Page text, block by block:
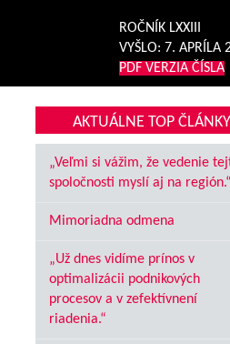
ROČNÍK LXXIII
VYŠLO: 7. APRÍLA
PDF VERZIA ČÍSLA
AKTUÁLNE TOP ČLÁNKY
„Veľmi si vážim, že vedenie
spoločnosti myslí aj na región.“
Mimoriadna odmena
„Už dnes vidíme prínos v
optimalizácii podnikových
procesov a v zefektívnení
riadenia.“